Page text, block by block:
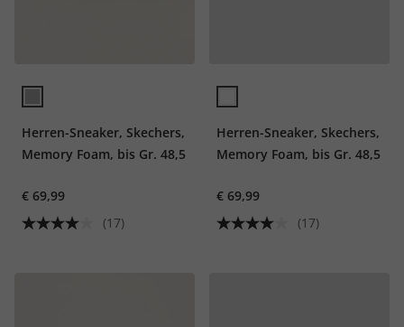
Herren-Sneaker, Skechers,
Memory Foam, bis Gr. 48,5
€ 69,99
(17)
Herren-Sneaker, Skechers,
Memory Foam, bis Gr. 48,5
€ 69,99
(17)